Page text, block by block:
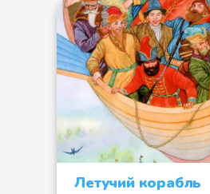
Летучий корабль